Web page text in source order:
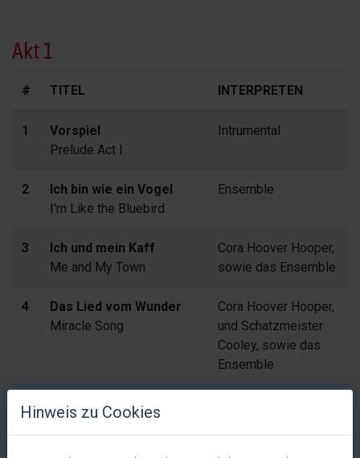
Akt 1
# TITEL INTERPRETEN
1
Vorspiel
Prelude Act I
Intrumental
2
Ich bin wie ein Vogel
I'm Like the Bluebird
Ensemble
3
Ich und mein Kaff
Me and My Town
Cora Hoover Hooper,
sowie das Ensemble
4
Das Lied vom Wunder
Miracle Song
Cora Hoover Hooper,
und Schatzmeister
Cooley, sowie das
Ensemble
5
Wozu Trompeten
There Won't Be Trumpets
Hinweis zu Cookies